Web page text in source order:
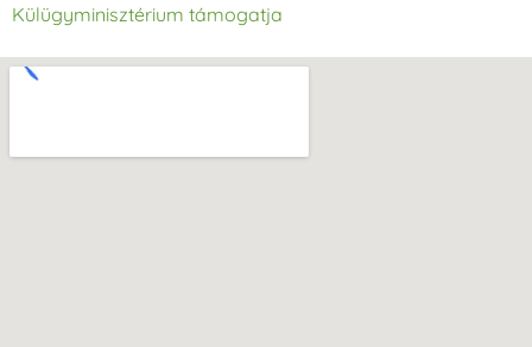
Külügyminisztérium támogatja